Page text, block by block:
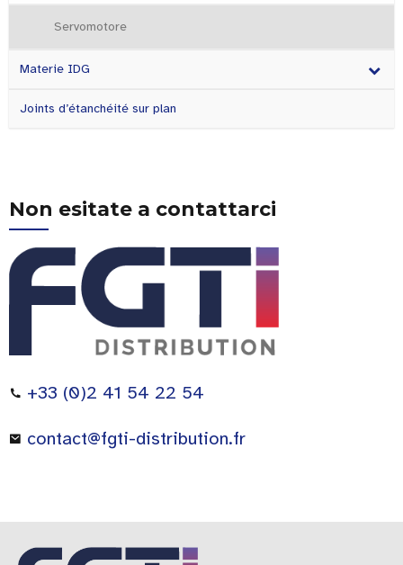
Servomotore
Materie IDG
Joints d’étanchéité sur plan
Non esitate a contattarci
+33 (0)2 41 54 22 54
contact@fgti-distribution.fr